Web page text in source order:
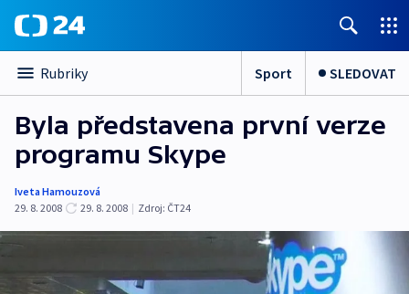
Rubriky Sport SLEDOVAT
Byla představena první verze
programu Skype
Iveta Hamouzová
29. 8. 2008
29. 8. 2008 | Zdroj: ČT24